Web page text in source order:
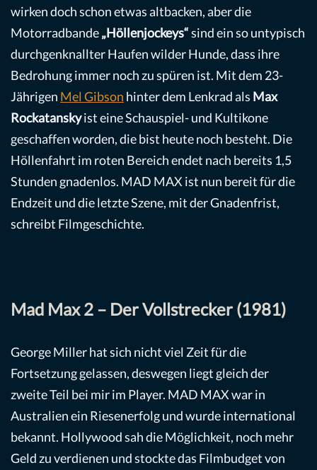
wirken doch schon etwas altbacken, aber die
Motorradbande„Höllenjockeys“sind ein so untypisch
durchgenknallter Haufen wilder Hunde, dass ihre
Bedrohung immer noch zu spüren ist. Mit dem 23-
Jährigen Mel Gibson hinter dem Lenkrad als Max
Rockatanskyist eine Schauspiel- und Kultikone
geschaffen worden, die bist heute noch besteht. Die
Höllenfahrt im roten Bereich endet nach bereits 1,5
Stunden gnadenlos. MAD MAX ist nun bereit für die
Endzeit und die letzte Szene, mit der Gnadenfrist,
schreibt Filmgeschichte.
Mad Max 2 – Der Vollstrecker (1981)
George Miller hat sich nicht viel Zeit für die
Fortsetzung gelassen, deswegen liegt gleich der
zweite Teil bei mir im Player. MAD MAX war in
Australien ein Riesenerfolg und wurde international
bekannt. Hollywood sah die Möglichkeit, noch mehr
Geld zu verdienen und stockte das Filmbudget von